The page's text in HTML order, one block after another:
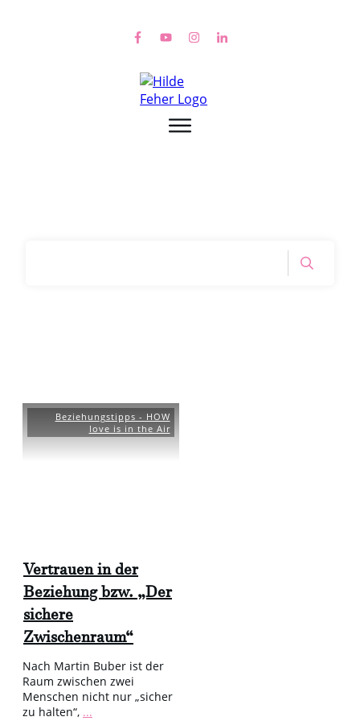
Beziehungstipps - HOW
love is in the Air
Vertrauen in der
Beziehung bzw. „Der
sichere
Zwischenraum“
Nach Martin Buber ist der
Raum zwischen zwei
Menschen nicht nur „sicher
zu halten“, ...